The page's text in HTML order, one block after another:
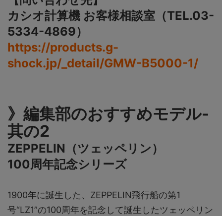
カシオ計算機 お客様相談室（TEL.03-
5334-4869）
https://products.g-
shock.jp/_detail/GMW-B5000-1/
》編集部のおすすめモデル-
其の2
ZEPPELIN（ツェッペリン）
100周年記念シリーズ
1900年に誕生した、ZEPPELIN飛行船の第1
号“LZ1”の100周年を記念して誕生したツェッペリン